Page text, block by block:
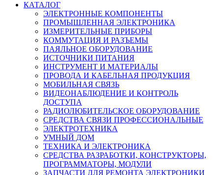
КАТАЛОГ
ЭЛЕКТРОННЫЕ КОМПОНЕНТЫ
ПРОМЫШЛЕННАЯ ЭЛЕКТРОНИКА
ИЗМЕРИТЕЛЬНЫЕ ПРИБОРЫ
КОММУТАЦИЯ И РАЗЪЕМЫ
ПАЯЛЬНОЕ ОБОРУДОВАНИЕ
ИСТОЧНИКИ ПИТАНИЯ
ИНСТРУМЕНТ И МАТЕРИАЛЫ
ПРОВОДА И КАБЕЛЬНАЯ ПРОДУКЦИЯ
МОБИЛЬНАЯ СВЯЗЬ
ВИДЕОНАБЛЮДЕНИЕ И КОНТРОЛЬ
ДОСТУПА
РАДИОЛЮБИТЕЛЬСКОЕ ОБОРУДОВАНИЕ
СРЕДСТВА СВЯЗИ ПРОФЕССИОНАЛЬНЫЕ
ЭЛЕКТРОТЕХНИКА
УМНЫЙ ДОМ
ТЕХНИКА И ЭЛЕКТРОНИКА
СРЕДСТВА РАЗРАБОТКИ, КОНСТРУКТОРЫ,
ПРОГРАММАТОРЫ, МОДУЛИ
ЗАПЧАСТИ ДЛЯ РЕМОНТА ЭЛЕКТРОНИКИ